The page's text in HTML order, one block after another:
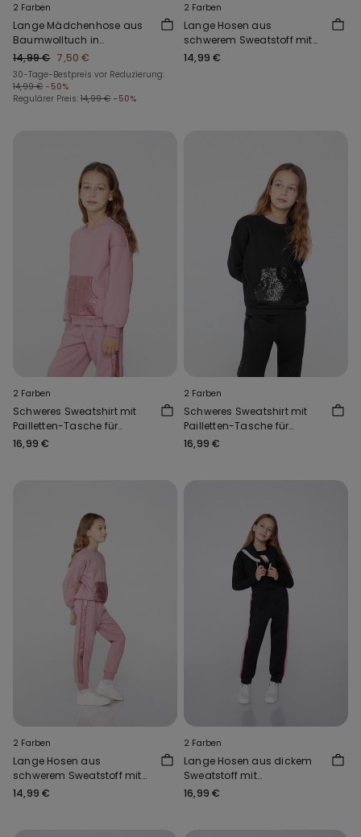
2 Farben
Lange Mädchenhose aus
Baumwolltuch in
Leinenoptik
14,99 € 7,50 €
30-Tage-Bestpreis vor Reduzierung:
14,99 € -50%
Regulärer Preis: 14,99 € -50%
2 Farben
Lange Hosen aus
schwerem Sweatstoff mit
Paillettenstreifen für
14,99 €
2 Farben
Schweres Sweatshirt mit
Pailletten-Tasche für
Mädchen
16,99 €
2 Farben
Schweres Sweatshirt mit
Pailletten-Tasche für
Mädchen
16,99 €
2 Farben
Lange Hosen aus
schwerem Sweatstoff mit
Paillettenstreifen für
14,99 €
2 Farben
Lange Hosen aus dickem
Sweatstoff mit
Seitenstreifen für Mädchen
16,99 €